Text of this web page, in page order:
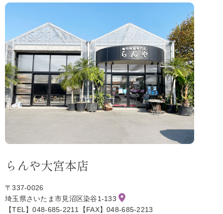
らんや大宮本店
〒337-0026
埼玉県さいたま市見沼区染谷1-133
【TEL】048-685-2211【FAX】048-685-2213